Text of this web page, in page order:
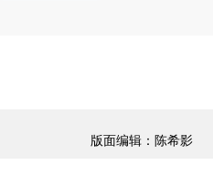
版面编辑：陈希影